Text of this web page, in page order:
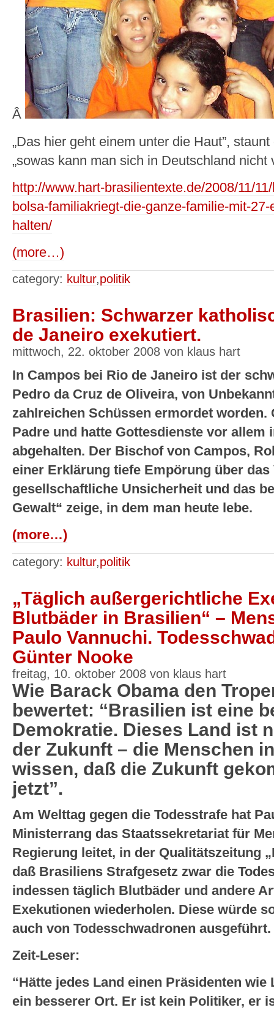
Â
„Das hier geht einem unter die Haut”,
„sowas kann man sich in Deutschland nicht
http://www.hart-brasilientexte.de/2008/11/
bolsa-familiakriegt-die-ganze-familie-mit-
halten/
(more…)
category: kultur,politik
Brasilien: Schwarzer
de Janeiro exekutiert.
mittwoch, 22. oktober 2008 von klaus hart
In Campos bei Rio de Janeiro ist der
Pedro da Cruz de Oliveira, von
zahlreichen Schüssen ermordet worden.
Padre und hatte Gottesdienste vor allem
abgehalten. Der Bischof von Campos,
einer Erklärung tiefe Empörung über das
gesellschaftliche Unsicherheit und das
Gewalt“ zeige, in dem man heute lebe.
(more…)
category: kultur,politik
„Täglich außergerichtliche
Blutbäder in Brasilien“ –
Paulo Vannuchi.
Günter Nooke
freitag, 10. oktober 2008 von klaus hart
Wie Barack Obama den
bewertet: “Brasilien ist eine
Demokratie. Dieses Land ist
der Zukunft – die Menschen
wissen, daß die Zukunft
jetzt”.
Am Welttag gegen die Todesstrafe hat
Ministerrang das Staatssekretariat für
Regierung leitet, in der Qualitätszeitung
daß Brasiliens Strafgesetz zwar die
indessen täglich Blutbäder und andere
Exekutionen wiederholen. Diese würde
auch von Todesschwadronen ausgeführt.
Zeit-Leser:
“Hätte jedes Land einen Präsidenten
ein besserer Ort. Er ist kein Politiker, er